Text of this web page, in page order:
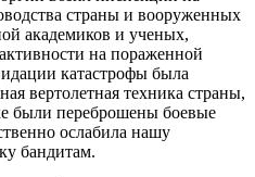
страны и вооруженных
академиков и ученых,
на пораженной
катастрофы была
вертолетная техника страны,
были переброшены боевые
ослабила нашу
бандитам.